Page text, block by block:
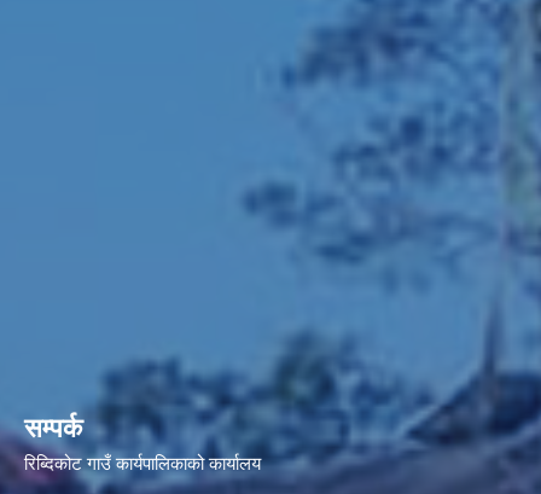
सम्पर्क
रिब्दिकोट गाउँ कार्यपालिकाको कार्यालय